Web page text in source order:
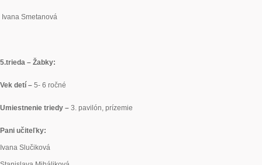
Ivana Smetanová
5.trieda – Žabky:
Vek detí – 5- 6 ročné
Umiestnenie triedy – 3. pavilón, prízemie
Pani učiteľky:
Ivana Slučiková